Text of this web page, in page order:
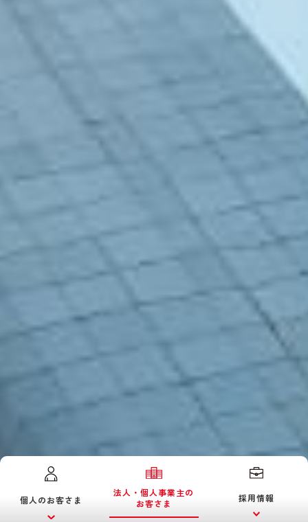
個人のお客さま
法人・個人事業主の
お客さま
採用情報